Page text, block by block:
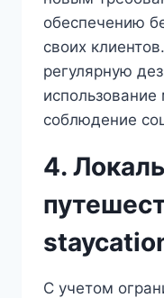
обеспечению
своих
регулярную
соблюдение
4.
С учетом